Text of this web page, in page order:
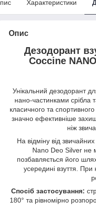
Характеристики
Опис
Дезодорант
Coccine
Унікальний дезодорант
нано-частинками срібла
класичного та
значно ефективніше
ніж
На відміну від
Nano Deo Silver не
позбавляється його
усередині взуття. При
Спосіб застосування:
180° та рівномірно